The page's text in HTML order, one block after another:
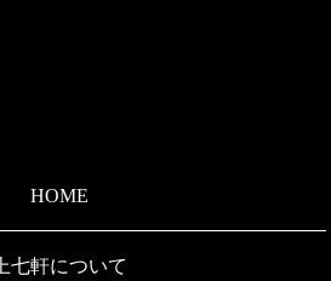
HOME
上七軒について